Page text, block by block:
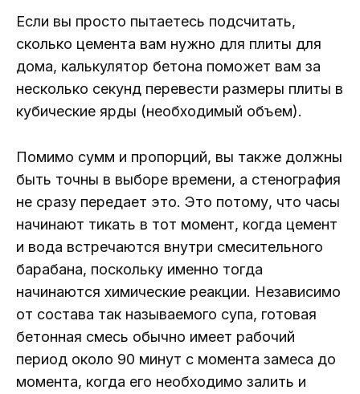
Если вы просто пытаетесь подсчитать,
сколько цемента вам нужно для плиты для
дома, калькулятор бетона поможет вам за
несколько секунд перевести размеры плиты в
кубические ярды (необходимый объем).
Помимо сумм и пропорций, вы также должны
быть точны в выборе времени, а стенография
не сразу передает это. Это потому, что часы
начинают тикать в тот момент, когда цемент
и вода встречаются внутри смесительного
барабана, поскольку именно тогда
начинаются химические реакции. Независимо
от состава так называемого супа, готовая
бетонная смесь обычно имеет рабочий
период около 90 минут с момента замеса до
момента, когда его необходимо залить и